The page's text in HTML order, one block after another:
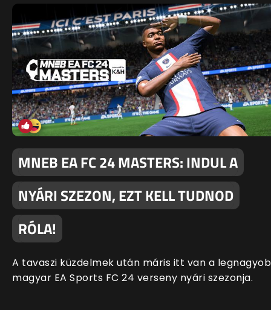
MNEB EA FC 24 MASTERS: INDUL A
NYÁRI SZEZON, EZT KELL TUDNOD
RÓLA!
A tavaszi küzdelmek után máris itt van a
magyar EA Sports FC 24 verseny nyári szezonja.